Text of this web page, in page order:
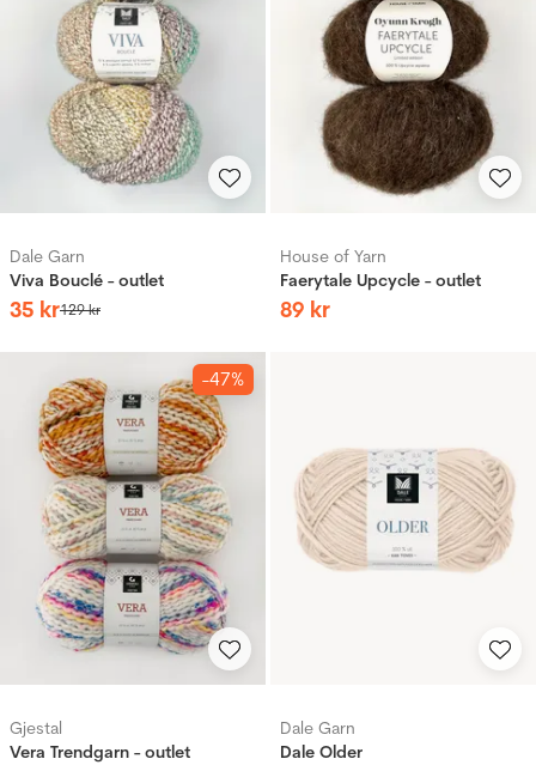
Dale Garn
Viva Bouclé - outlet
35 kr129kr
House of Yarn
Faerytale Upcycle - outlet
89 kr
-47%
Gjestal
Vera Trendgarn - outlet
Dale Garn
Dale Older